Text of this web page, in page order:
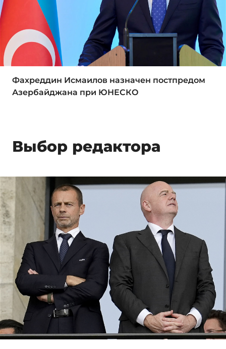
Фахреддин Исмаилов назначен постпредом
Азербайджана при ЮНЕСКО
Выбор редактора